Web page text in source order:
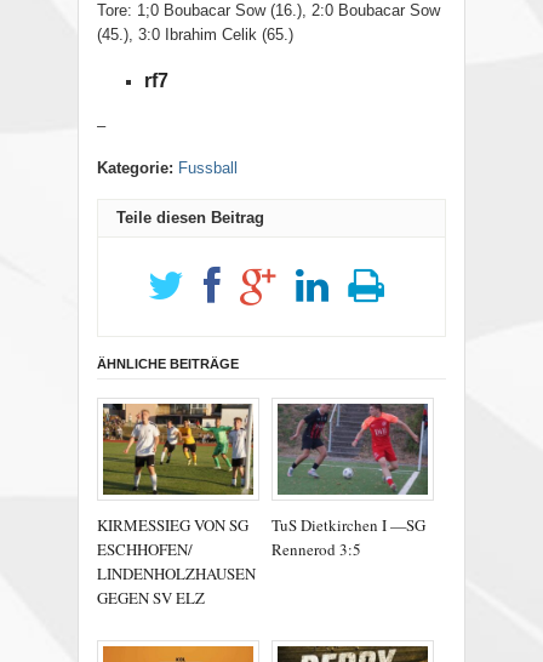
Tore: 1;0 Boubacar Sow (16.), 2:0 Boubacar Sow
(45.), 3:0 Ibrahim Celik (65.)
rf7
–
Kategorie: Fussball
Teile diesen Beitrag
ÄHNLICHE BEITRÄGE
KIRMESSIEG VON SG
ESCHHOFEN/
LINDENHOLZHAUSEN
GEGEN SV ELZ
TuS Dietkirchen I —SG
Rennerod 3:5